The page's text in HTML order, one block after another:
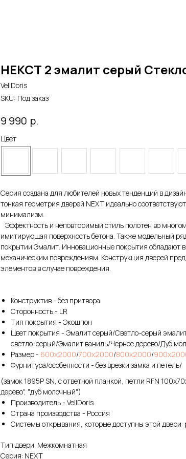
НЕКСТ 2 эмалит серый
VellDoris
SKU: Под заказ
9 990 р.
Цвет
Серия создана для любителей новых тенденций в
тонкая геометрия дверей NEXT идеально
минимализм.
Эффектность и неповторимый стиль полотен во
имитирующая поверхность бетона. Также модельный
покрытии Эмалит. Инновационные покрытия обладают
механическим повреждениям. Конструкция дверей
элементов в случае повреждения.
Конструктив - без притвора
Сторонность - LR
Тип покрытия - Экошпон
Цвет покрытия - Эмалит серый/Светло-серый
светло-серый/Эмалит ваниль/Черное дерево/Дуб
Размер - 600х2000/700х2000/800х2000/
Фурнитура/особенности - без врезки замка и петель/
(замок 1895Р SN, с ответной планкой, петли RFN
дерево", "дуб молочный")
Производитель - VellDoris
Страна производства - Россия
Системы открывания, которые доступны этой
Тип двери: Межкомнатная
Серия: NEXT